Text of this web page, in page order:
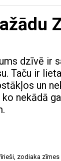
dzīvē ir
Taču ir
un
nekādā
zodiaka zīmes